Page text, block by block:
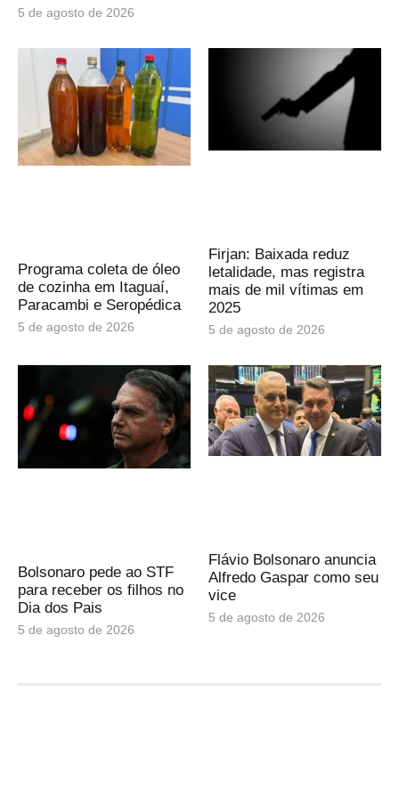
5 de agosto de 2026
Programa coleta de óleo
de cozinha em Itaguaí,
Paracambi e Seropédica
5 de agosto de 2026
Firjan: Baixada reduz
letalidade, mas registra
mais de mil vítimas em
2025
5 de agosto de 2026
Bolsonaro pede ao STF
para receber os filhos no
Dia dos Pais
5 de agosto de 2026
Flávio Bolsonaro anuncia
Alfredo Gaspar como seu
vice
5 de agosto de 2026